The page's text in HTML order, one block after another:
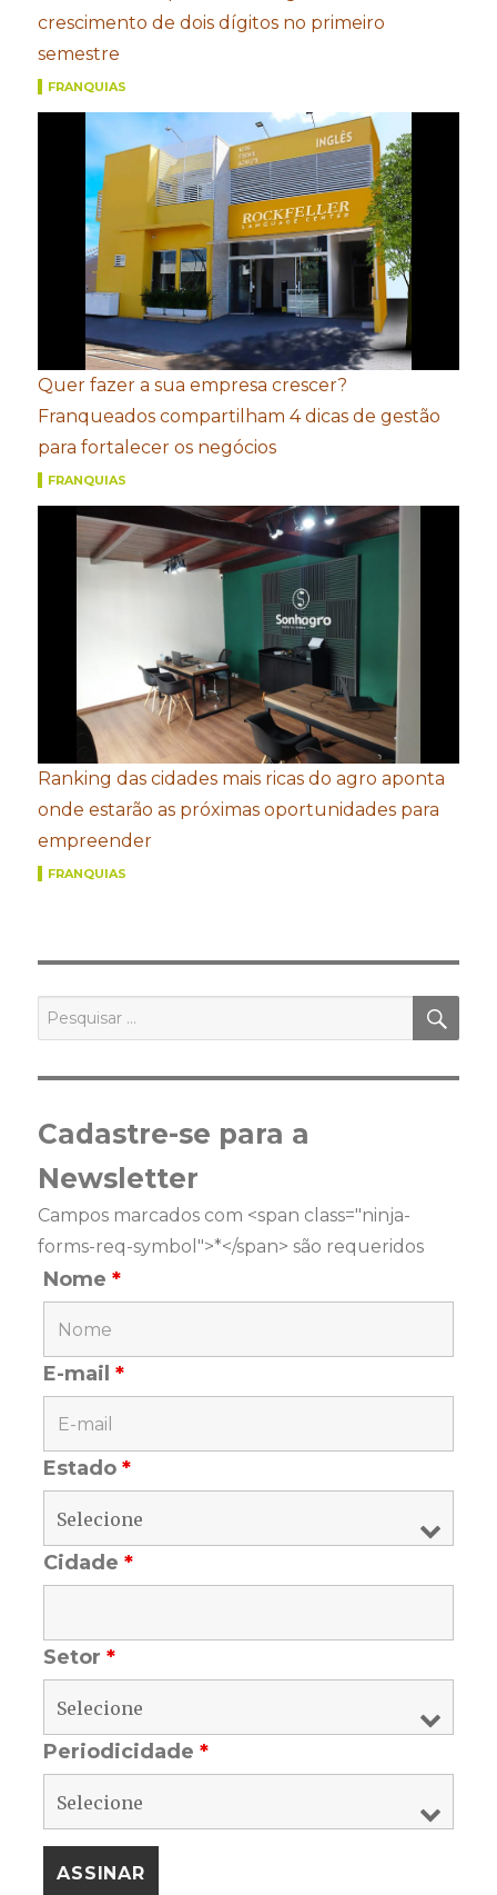
crescimento de dois dígitos no primeiro
semestre
FRANQUIAS
Quer fazer a sua empresa crescer?
Franqueados compartilham 4 dicas de gestão
para fortalecer os negócios
FRANQUIAS
Ranking das cidades mais ricas do agro aponta
onde estarão as próximas oportunidades para
empreender
FRANQUIAS
por:
Cadastre-se para a
Newsletter
Campos marcados com <span class="ninja-
forms-req-symbol">*</span> são requeridos
Nome*
E-mail*
Estado*
Cidade*
Setor*
Periodicidade*